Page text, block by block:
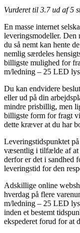
Vurderet til 3.7ud af 5
En masse internet
leveringsmodeller. Den
du så nemt kan hente
nemlig særdeles
billigste mulighed for
m/ledning – 25 LED
Du kan endvidere
eller ud på din
mindre prisbillig, men
billigste form for fragt
dette kræver at du har
Leveringstidspunktet
væsentlig i tilfælde af at
derfor er det i sandhed
leveringstid for den
Adskillige online
hverdag på flere
m/ledning – 25 LED
inden et bestemt
ekspederet forud for at